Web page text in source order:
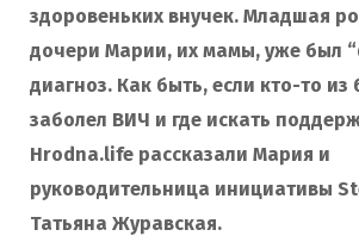
здоровеньких внучек. Младшая
дочери Марии, их мамы, уже был
диагноз. Как быть, если кто-то из
заболел ВИЧ и где искать
Hrodna.life рассказали Мария и
руководительница инициативы
Татьяна Журавская.